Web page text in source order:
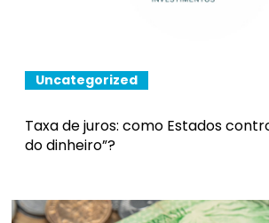
Uncategorized
Taxa de juros: como Estados
do dinheiro”?